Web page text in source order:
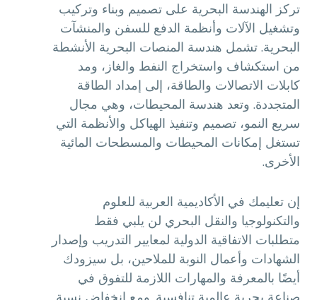
تركز الهندسة البحرية على تصميم وبناء وتركيب
وتشغيل الآلات وأنظمة الدفع للسفن والمنشآت
البحرية. تشمل هندسة المنصات البحرية الأنشطة
من استكشاف واستخراج النفط والغاز، ومد
كابلات الاتصالات والطاقة، إلى إمداد الطاقة
المتجددة. وتعد هندسة المحيطات، وهي مجال
سريع النمو، تصميم وتنفيذ الهياكل والأنظمة التي
تستغل إمكانات المحيطات والمسطحات المائية
الأخرى.
إن تعليمك في الأكاديمية العربية للعلوم
والتكنولوجيا والنقل البحري لن يلبي فقط
متطلبات الاتفاقية الدولية لمعايير التدريب وإصدار
الشهادات وأعمال النوبة للملاحين، بل سيزودك
أيضًا بالمعرفة والمهارات اللازمة للتفوق في